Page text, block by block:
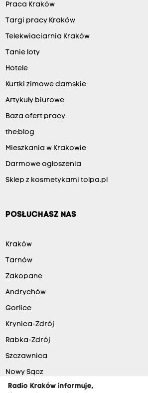
Praca Kraków
Targi pracy Kraków
Telekwiaciarnia Kraków
Tanie loty
Hotele
Kurtki zimowe damskie
Artykuły biurowe
Baza ofert pracy
the:blog
Mieszkania w Krakowie
Darmowe ogłoszenia
Sklep z kosmetykami tolpa.pl
POSŁUCHASZ NAS
Kraków
Tarnów
Zakopane
Andrychów
Gorlice
Krynica-Zdrój
Rabka-Zdrój
Szczawnica
Nowy Sącz
Radio Kraków informuje,